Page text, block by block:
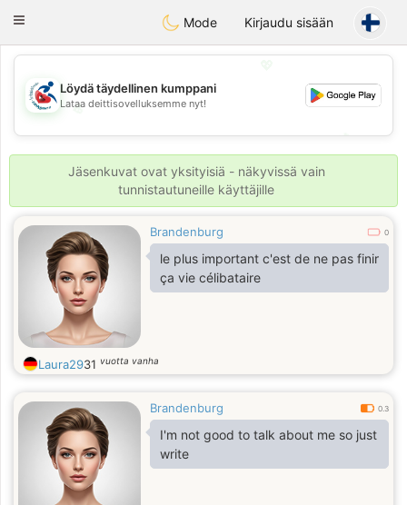
Handi Space
Toggle
Mode Kirjaudu sisään
💖
💕
💕
Löydä täydellinen kumppani
Lataa deittisovelluksemme nyt!
Jäsenkuvat ovat yksityisiä - näkyvissä vain
tunnistautuneille käyttäjille
Brandenburg 0
le plus important c'est de ne pas finir
ça vie célibataire
Laura2931 vuotta vanha
Brandenburg 0.3
I'm not good to talk about me so just
write